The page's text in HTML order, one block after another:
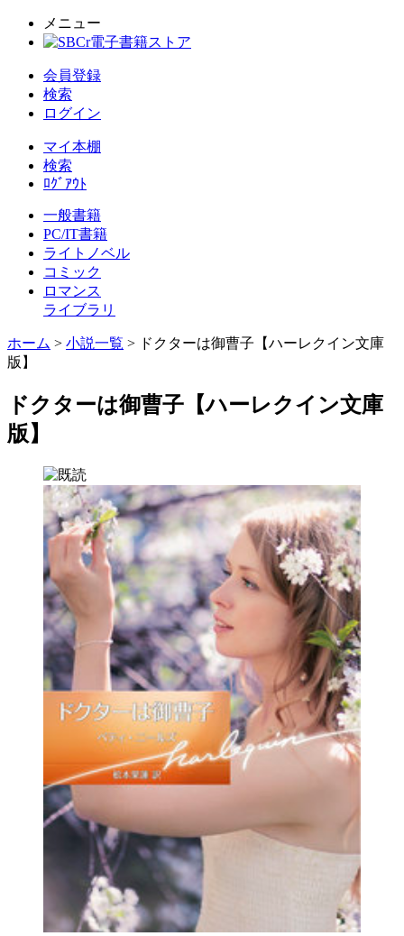
メニュー
会員登録
検索
ログイン
マイ本棚
検索
ﾛｸﾞｱｳﾄ
一般書籍
PC/IT書籍
ライトノベル
コミック
ロマンス
ライブラリ
ホーム > 小説一覧 > ドクターは御曹子【ハーレクイン文庫
版】
ドクターは御曹子【ハーレクイン文庫
版】